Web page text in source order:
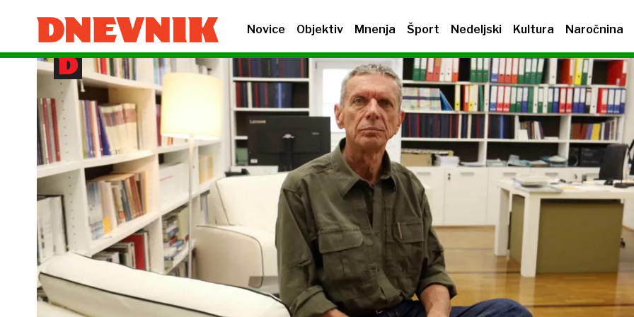
Novice Objektiv Mnenja Šport Nedeljski Kultura Naročnina